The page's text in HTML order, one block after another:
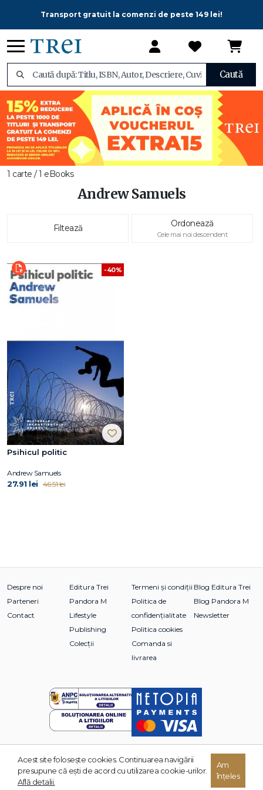
Transport gratuit la comenzi de peste 149 lei!
Caută
1 carte / 1 eBooks
Andrew Samuels
Filtează Ordonează
Cele mai noi descendent
-40%
Psihicul politic
Andrew Samuels
27.91 lei 46.51 lei
Despre noi
Parteneri
Contact
Editura Trei
Pandora M
Lifestyle
Publishing
Colecții
Termeni și condiții
Politica de
confidențialitate
Politica cookies
Comanda si
livrarea
Blog Editura Trei
Blog Pandora M
Newsletter
© 2026 Grupul Editorial TREI. Toate drepturile rezervate.
Acest site foloseşte cookies. Continuarea navigării
presupune că eşti de acord cu utilizarea cookie-urilor.
Află detalii.
Am
înțeles